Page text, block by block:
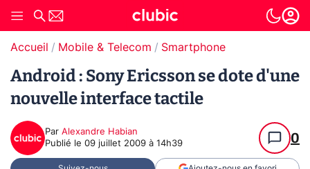
Accueil Mobile & Telecom Smartphone
Android : Sony Ericsson se dote d'une
nouvelle interface tactile
Par Alexandre Habian
Publié le 09 juillet 2009 à 14h39 0